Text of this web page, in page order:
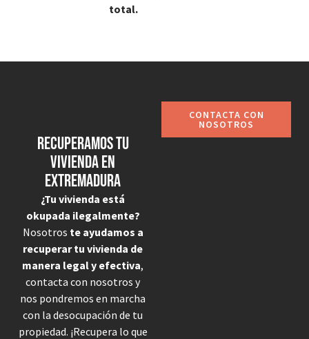
total.
Recuperamos tu
vivienda en
Extremadura
¿Tu vivienda está
okupada ilegalmente?
Nosotros te ayudamos a
recuperar tu vivienda de
manera legal y efectiva,
contacta con nosotros y
nos pondremos en marcha
con la desocupación de tu
propiedad. ¡Recupera lo que
CONTACTA CON
NOSOTROS